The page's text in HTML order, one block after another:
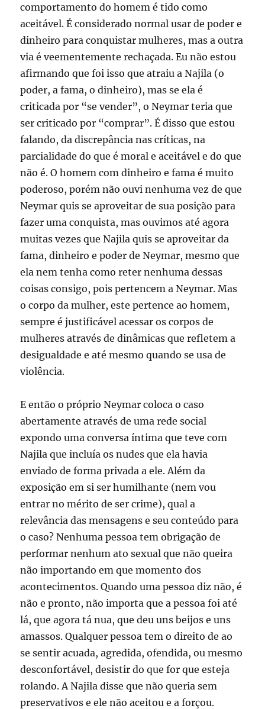
comportamento do homem é tido como
aceitável. É considerado normal usar de poder e
dinheiro para conquistar mulheres, mas a outra
via é veementemente rechaçada. Eu não estou
afirmando que foi isso que atraiu a Najila (o
poder, a fama, o dinheiro), mas se ela é
criticada por “se vender”, o Neymar teria que
ser criticado por “comprar”. É disso que estou
falando, da discrepância nas críticas, na
parcialidade do que é moral e aceitável e do que
não é. O homem com dinheiro e fama é muito
poderoso, porém não ouvi nenhuma vez de que
Neymar quis se aproveitar de sua posição para
fazer uma conquista, mas ouvimos até agora
muitas vezes que Najila quis se aproveitar da
fama, dinheiro e poder de Neymar, mesmo que
ela nem tenha como reter nenhuma dessas
coisas consigo, pois pertencem a Neymar. Mas
o corpo da mulher, este pertence ao homem,
sempre é justificável acessar os corpos de
mulheres através de dinâmicas que refletem a
desigualdade e até mesmo quando se usa de
violência.
E então o próprio Neymar coloca o caso
abertamente através de uma rede social
expondo uma conversa íntima que teve com
Najila que incluía os nudes que ela havia
enviado de forma privada a ele. Além da
exposição em si ser humilhante (nem vou
entrar no mérito de ser crime), qual a
relevância das mensagens e seu conteúdo para
o caso? Nenhuma pessoa tem obrigação de
performar nenhum ato sexual que não queira
não importando em que momento dos
acontecimentos. Quando uma pessoa diz não, é
não e pronto, não importa que a pessoa foi até
lá, que agora tá nua, que deu uns beijos e uns
amassos. Qualquer pessoa tem o direito de ao
se sentir acuada, agredida, ofendida, ou mesmo
desconfortável, desistir do que for que esteja
rolando. A Najila disse que não queria sem
preservativos e ele não aceitou e a forçou.